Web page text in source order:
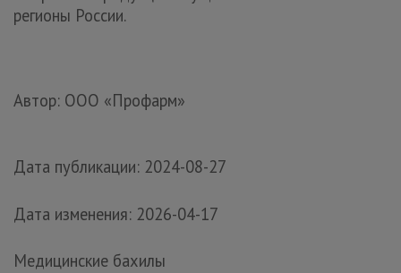
регионы России.
Автор: ООО «Профарм»
Дата публикации: 2024-08-27
Дата изменения: 2026-04-17
Медицинские бахилы